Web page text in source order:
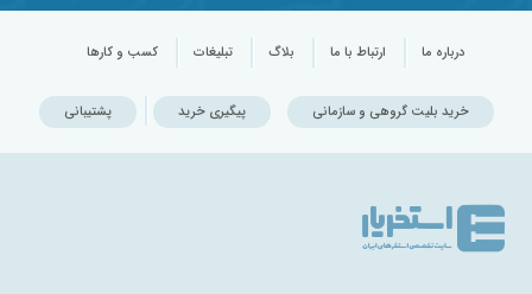
درباره ما ارتباط با ما بلاگ تبلیغات کسب و کارها
خرید بلیت گروهی و سازمانی پیگیری خرید پشتیبانی